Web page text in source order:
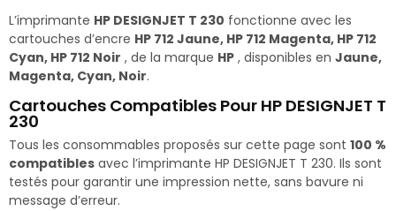
L’imprimante HP DESIGNJET T 230 fonctionne avec les
cartouches d’encre HP 712 Jaune, HP 712 Magenta, HP 712
Cyan, HP 712 Noir , de la marque HP , disponibles en Jaune,
Magenta, Cyan, Noir.
Cartouches Compatibles Pour HP DESIGNJET T
230
Tous les consommables proposés sur cette page sont 100 %
compatibles avec l’imprimante HP DESIGNJET T 230. Ils sont
testés pour garantir une impression nette, sans bavure ni
message d’erreur.